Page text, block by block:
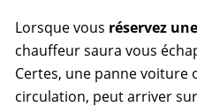
Lorsque vous réservez
chauffeur saura vous
Certes, une panne voiture
circulation, peut arriver